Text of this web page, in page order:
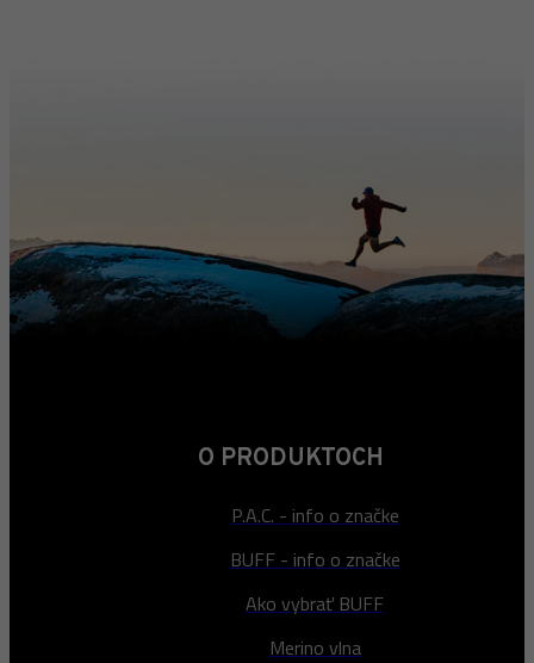
O PRODUKTOCH
P.A.C. - info o značke
BUFF - info o značke
Ako vybrať BUFF
Merino vlna